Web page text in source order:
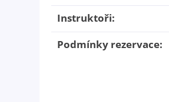
Instruktoři:
Podmínky rezervace: